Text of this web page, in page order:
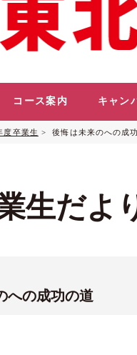
コース案内 キャン
度卒業生 > 後悔は未来のへの成
生だよ
への成功の道